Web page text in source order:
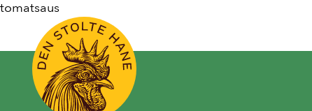
tomatsaus